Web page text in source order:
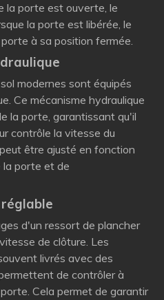
la porte est ouverte, le
la porte est libérée, le
à sa position fermée.
modernes sont équipés
Ce mécanisme hydraulique
la porte, garantissant qu'il
contrôle la vitesse du
être ajusté en fonction
la porte et de
d'un ressort de plancher
de clôture. Les
livrés avec des
de contrôler à
Cela permet de garantir